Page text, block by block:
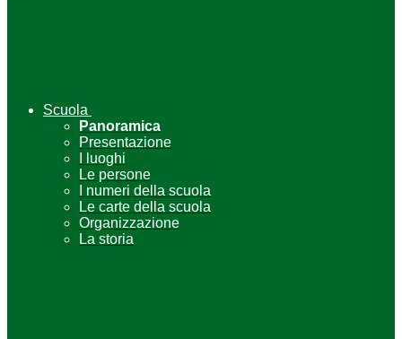
Scuola
Panoramica
Presentazione
I luoghi
Le persone
I numeri della scuola
Le carte della scuola
Organizzazione
La storia